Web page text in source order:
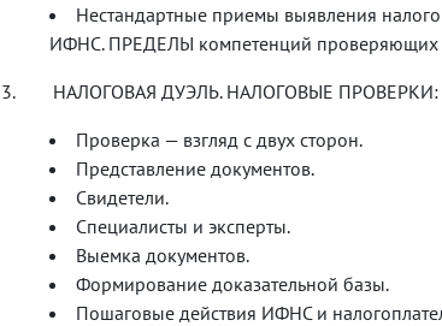
Нестандартные приемы выявления
ИФНС. ПРЕДЕЛЫ компетенций проверяющих
3. НАЛОГОВАЯ ДУЭЛЬ. НАЛОГОВЫЕ ПРОВЕРКИ:
Проверка — взгляд с двух сторон.
Представление документов.
Свидетели.
Специалисты и эксперты.
Выемка документов.
Формирование доказательной базы.
Пошаговые действия ИФНС и